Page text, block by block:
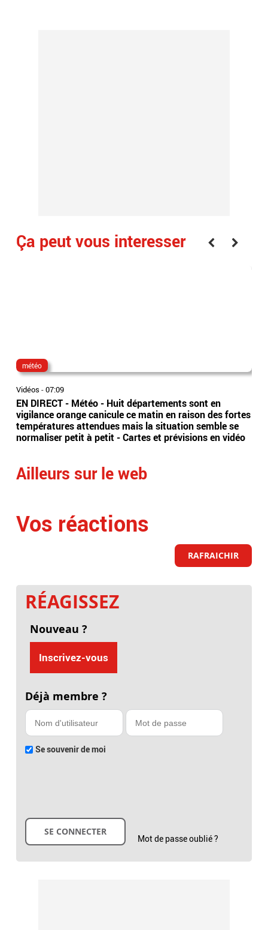
Ça peut vous interesser
météo
Vidéos -07:09
EN DIRECT - Météo - Huit départements sont en
vigilance orange canicule ce matin en raison des fortes
températures attendues mais la situation semble se
normaliser petit à petit - Cartes et prévisions en vidéo
Ailleurs sur le web
Vos réactions
RAFRAICHIR
RÉAGISSEZ
Nouveau ?
Inscrivez-vous
Déjà membre ?
Se souvenir de moi
Mot de passe oublié ?